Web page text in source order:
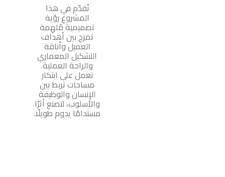
نُقدّم في هذا
المشروع رؤية
تصميمية مُلهِمة
تمزج بين أهداف
العميل وأناقة
التشكيل المعماري
والراحة العملية.
نعمل على ابتكار
مساحات تربط بين
الإنسان والوظيفة
والأسلوب، لتصنع أثرًا
مستدامًا يدوم طويلًا.